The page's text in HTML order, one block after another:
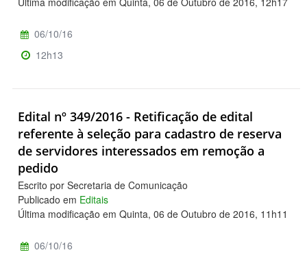
06/10/16
12h13
Edital nº 349/2016 - Retificação de edital
referente à seleção para cadastro de reserva
de servidores interessados em remoção a
pedido
Escrito por Secretaria de Comunicação
Publicado em Editais
Última modificação em Quinta, 06 de Outubro de 2016, 11h11
06/10/16